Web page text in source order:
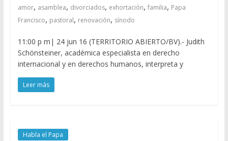
amor, asamblea, divorciados, exhortación, familia, Papa
Francisco, pastoral, renovación, sínodo
11:00 p m| 24 jun 16 (TERRITORIO ABIERTO/BV).- Judith
Schönsteiner, académica especialista en derecho
internacional y en derechos humanos, interpreta y
Leer más
Habla el Papa